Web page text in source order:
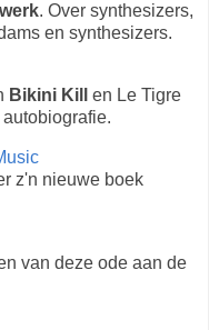
. Over synthesizers,
en synthesizers.
Bikini Kill
en Le Tigre
z'n nieuwe boek
van deze ode aan de